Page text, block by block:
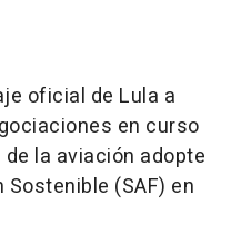
oficial de Lula a
en curso
la aviación adopte
(SAF) en